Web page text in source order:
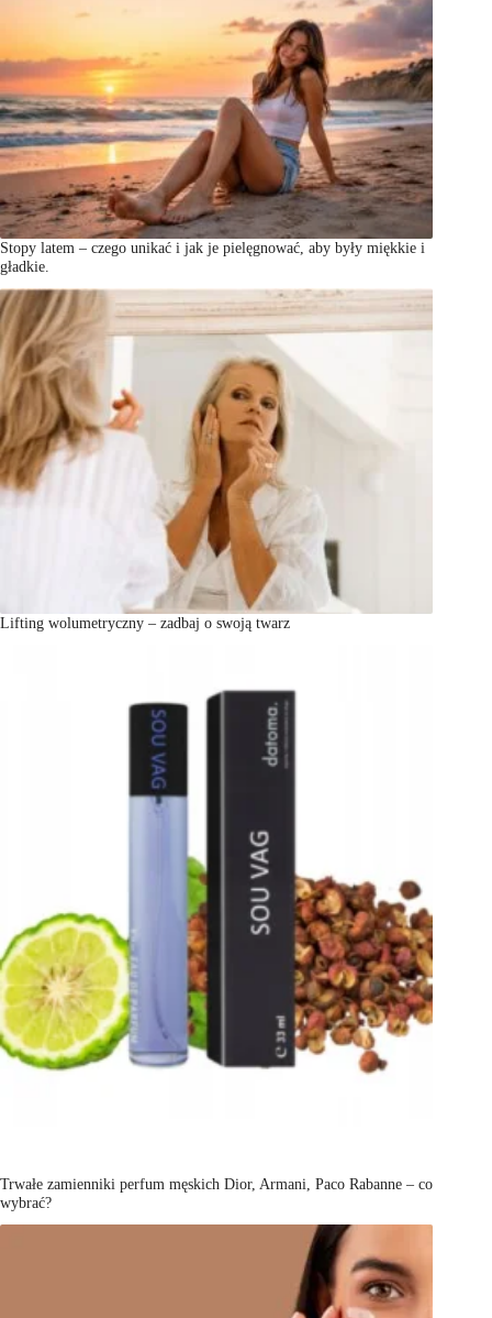
Stopy latem – czego unikać i jak je pielęgnować, aby były miękkie i
gładkie.
Lifting wolumetryczny – zadbaj o swoją twarz
Trwałe zamienniki perfum męskich Dior, Armani, Paco Rabanne – co
wybrać?